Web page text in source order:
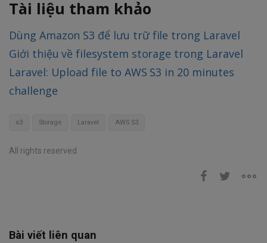
Tài liệu tham khảo
Dùng Amazon S3 để lưu trữ file trong Laravel
Giới thiệu về filesystem storage trong Laravel
Laravel: Upload file to AWS S3 in 20 minutes
challenge
s3 Storage Laravel AWS S3
All rights reserved
Bài viết liên quan